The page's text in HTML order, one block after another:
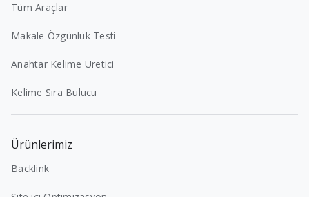
Tüm Araçlar
Makale Özgünlük Testi
Anahtar Kelime Üretici
Kelime Sıra Bulucu
Ürünlerimiz
Backlink